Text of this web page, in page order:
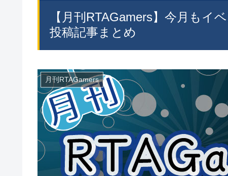
【月刊RTAGamers】今月も
投稿記事まとめ
月刊RTAGamers